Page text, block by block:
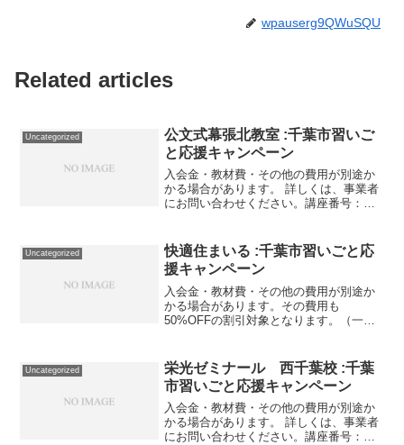
wpauserg9QWuSQU
Related articles
Uncategorized
公文式幕張北教室 :千葉市習いご
と応援キャンペーン
入会金・教材費・その他の費用が別途か
かる場合があります。 詳しくは、事業者
にお問い合わせください。講座番号：
学習者はＥ-pencil代660...
Uncategorized
快適住まいる :千葉市習いごと応
援キャンペーン
入会金・教材費・その他の費用が別途か
かる場合があります。その費用も
50%OFFの割引対象となります。（一部
01-01事業者提供価格100,000円▶50,000
円利...
Uncategorized
栄光ゼミナール 西千葉校 :千葉
市習いごと応援キャンペーン
入会金・教材費・その他の費用が別途か
かる場合があります。 詳しくは、事業者
にお問い合わせください。講座番号：